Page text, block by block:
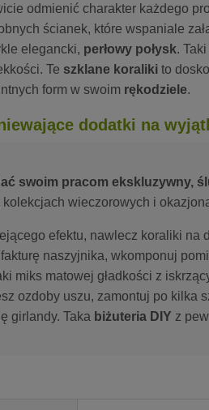
odmienić charakter każdego
ścianek, które wspaniale
elegancki, perłowy połysk.
Te szklane koraliki to
form w swoim rękodziele.
dodatki na
swoim pracom ekskluzywny,
wieczorowych i
efektu, nawlecz koraliki na
naszyjnika, wkomponuj
miks matowej gładkości z
ozdoby uszu, zamontuj po kilka
girlandy. Taka biżuteria DIY z